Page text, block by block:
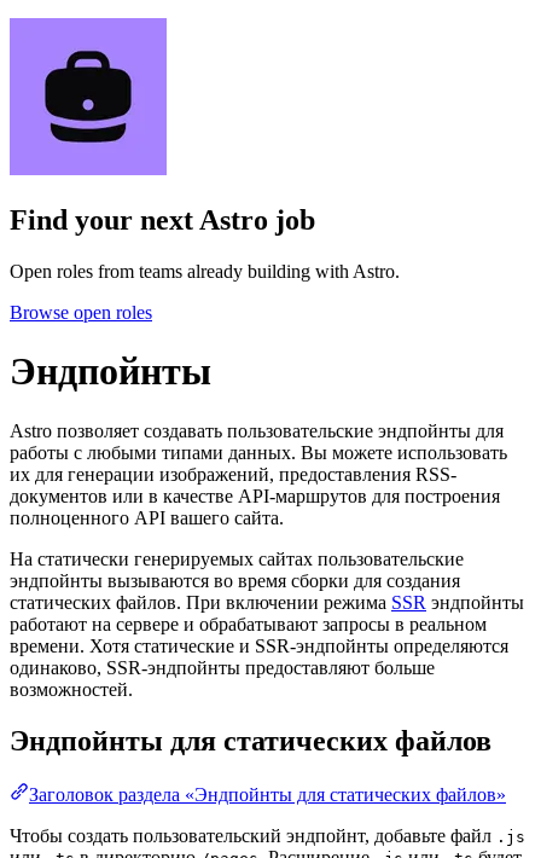
Find your next Astro job
Open roles from teams already building with Astro.
Browse open roles
Эндпойнты
Astro позволяет создавать пользовательские эндпойнты для
работы с любыми типами данных. Вы можете использовать
их для генерации изображений, предоставления RSS-
документов или в качестве API-маршрутов для построения
полноценного API вашего сайта.
На статически генерируемых сайтах пользовательские
эндпойнты вызываются во время сборки для создания
статических файлов. При включении режима SSR эндпойнты
работают на сервере и обрабатывают запросы в реальном
времени. Хотя статические и SSR-эндпойнты определяются
одинаково, SSR-эндпойнты предоставляют больше
возможностей.
Эндпойнты для статических файлов
Заголовок раздела «Эндпойнты для статических файлов»
Чтобы создать пользовательский эндпойнт, добавьте файл .js